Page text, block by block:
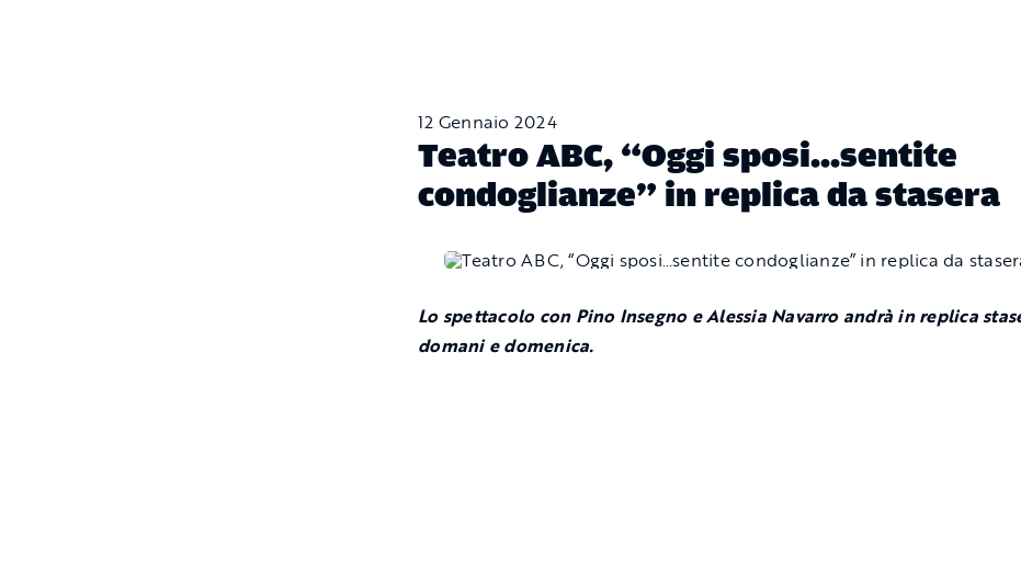
12 Gennaio 2024
Teatro ABC, “Oggi sposi…sentite
condoglianze” in replica da stasera
Lo spettacolo con Pino Insegno e Alessia Navarro andrà in replica
domani e domenica.